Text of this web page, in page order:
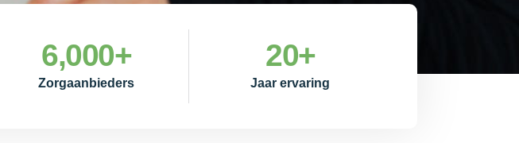
Zorgaanbieders
6,000+
Jaar ervaring
20+